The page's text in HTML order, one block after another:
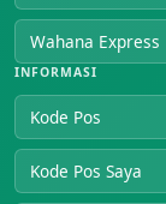
Wahana Express
INFORMASI
Kode Pos
Kode Pos Saya